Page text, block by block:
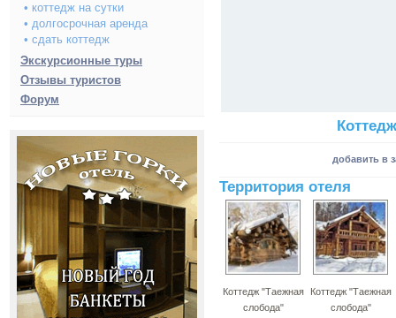
• коттедж на сутки
• долгосрочная аренда
• сдать коттедж
Экскурсионные туры
Отзывы туристов
Форум
добавить в
Территория отеля
Коттедж "Таежная
слобода"
Коттедж "Таежная
слобода"